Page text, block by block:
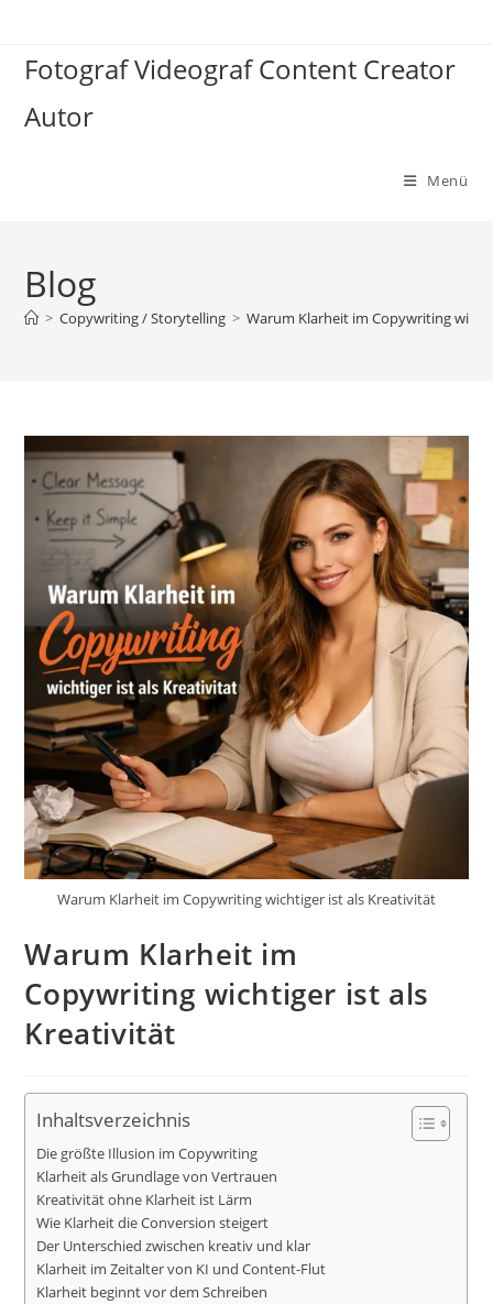
springen
Fotograf Videograf Content Creator
Autor
Menü
Blog
> Copywriting / Storytelling > Warum Klarheit im Copywriting
Warum Klarheit im Copywriting wichtiger ist als Kreativität
Warum Klarheit im
Copywriting wichtiger ist als
Kreativität
Inhaltsverzeichnis
Die größte Illusion im Copywriting
Klarheit als Grundlage von Vertrauen
Kreativität ohne Klarheit ist Lärm
Wie Klarheit die Conversion steigert
Der Unterschied zwischen kreativ und klar
Klarheit im Zeitalter von KI und Content-Flut
Klarheit beginnt vor dem Schreiben